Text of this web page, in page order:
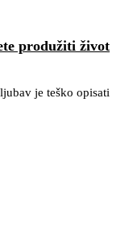
produžiti život
je teško opisati